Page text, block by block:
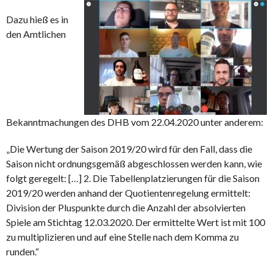
Dazu hieß es in
den Amtlichen
Bekanntmachungen des DHB vom 22.04.2020 unter anderem:
„Die Wertung der Saison 2019/20 wird für den Fall, dass die
Saison nicht ordnungsgemäß abgeschlossen werden kann, wie
folgt geregelt: […] 2. Die Tabellenplatzierungen für die Saison
2019/20 werden anhand der Quotientenregelung ermittelt:
Division der Pluspunkte durch die Anzahl der absolvierten
Spiele am Stichtag 12.03.2020. Der ermittelte Wert ist mit 100
zu multiplizieren und auf eine Stelle nach dem Komma zu
runden.“